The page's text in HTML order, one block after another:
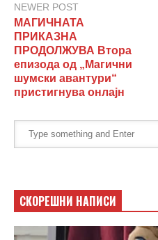
NEWER POST
МАГИЧНАТА
ПРИКАЗНА
ПРОДОЛЖУВА Втора
епизода од „Магични
шумски авантури“
пристигнува онлајн
СКОРЕШНИ НАПИСИ